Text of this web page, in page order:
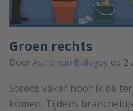
Groen rechts
Door Astrid van Ballegoy op 2
Steeds vaker hoor ik de
komen. Tijdens